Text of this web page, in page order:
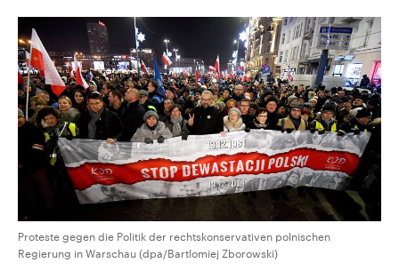
Proteste gegen die Politik der rechtskonservativen polnischen
Regierung in Warschau (dpa/Bartlomiej Zborowski)